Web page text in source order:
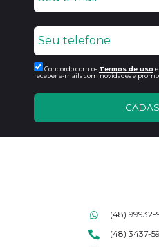
Concordo com os Termos de uso e
receber e-mails com novidades e
(48) 99932-
(48) 3437-